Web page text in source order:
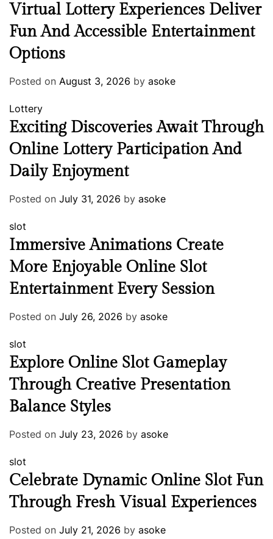
Virtual Lottery Experiences Deliver
Fun And Accessible Entertainment
Options
Posted on August 3, 2026 by asoke
Lottery
Exciting Discoveries Await Through
Online Lottery Participation And
Daily Enjoyment
Posted on July 31, 2026 by asoke
slot
Immersive Animations Create
More Enjoyable Online Slot
Entertainment Every Session
Posted on July 26, 2026 by asoke
slot
Explore Online Slot Gameplay
Through Creative Presentation
Balance Styles
Posted on July 23, 2026 by asoke
slot
Celebrate Dynamic Online Slot Fun
Through Fresh Visual Experiences
Posted on July 21, 2026 by asoke